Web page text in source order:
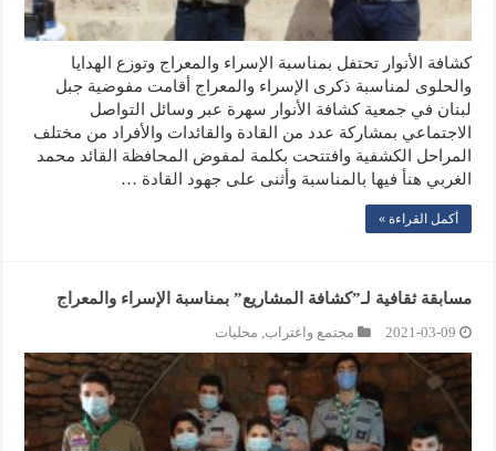
كشافة الأنوار تحتفل بمناسبة الإسراء والمعراج وتوزع الهدايا
والحلوى لمناسبة ذكرى الإسراء والمعراج أقامت مفوضية جبل
لبنان في جمعية كشافة الأنوار سهرة عبر وسائل التواصل
الاجتماعي بمشاركة عدد من القادة والقائدات والأفراد من مختلف
المراحل الكشفية وافتتحت بكلمة لمفوض المحافظة القائد محمد
الغربي هنأ فيها بالمناسبة وأثنى على جهود القادة …
أكمل القراءة »
مسابقة ثقافية لـ”كشافة المشاريع” بمناسبة الإسراء والمعراج
2021-03-09 مجتمع واغتراب محليات